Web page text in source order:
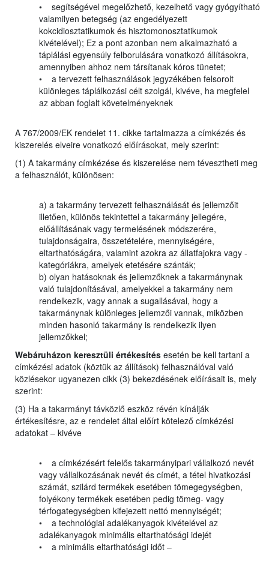
• segítségével megelőzhető, kezelhető vagy gyógyítható
valamilyen betegség (az engedélyezett
kokcidiosztatikumok és hisztomonosztatikumok
kivételével); Ez a pont azonban nem alkalmazható a
táplálási egyensúly felborulására vonatkozó állításokra,
amennyiben ahhoz nem társítanak kóros tünetet;
• a tervezett felhasználások jegyzékében felsorolt
különleges táplálkozási célt szolgál, kivéve, ha megfelel
az abban foglalt követelményeknek
A 767/2009/EK rendelet 11. cikke tartalmazza a címkézés és
kiszerelés elveire vonatkozó előírásokat, mely szerint:
(1) A takarmány címkézése és kiszerelése nem tévesztheti meg
a felhasználót, különösen:
a) a takarmány tervezett felhasználását és jellemzőit
illetően, különös tekintettel a takarmány jellegére,
előállításának vagy termelésének módszerére,
tulajdonságaira, összetételére, mennyiségére,
eltarthatóságára, valamint azokra az állatfajokra vagy -
kategóriákra, amelyek etetésére szánták;
b) olyan hatásoknak és jellemzőknek a takarmánynak
való tulajdonításával, amelyekkel a takarmány nem
rendelkezik, vagy annak a sugallásával, hogy a
takarmánynak különleges jellemzői vannak, miközben
minden hasonló takarmány is rendelkezik ilyen
jellemzőkkel;
Webáruházon keresztüli értékesítés esetén be kell tartani a
címkézési adatok (köztük az állítások) felhasználóval való
közlésekor ugyanezen cikk (3) bekezdésének előírásait is, mely
szerint:
(3) Ha a takarmányt távközlő eszköz révén kínálják
értékesítésre, az e rendelet által előírt kötelező címkézési
adatokat – kivéve
• a címkézésért felelős takarmányipari vállalkozó nevét
vagy vállalkozásának nevét és címét, a tétel hivatkozási
számát, szilárd termékek esetében tömegegységben,
folyékony termékek esetében pedig tömeg- vagy
térfogategységben kifejezett nettó mennyiségét;
• a technológiai adalékanyagok kivételével az
adalékanyagok minimális eltarthatósági idejét
• a minimális eltarthatósági időt –